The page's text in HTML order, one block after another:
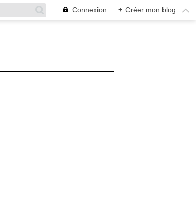
Connexion + Créer mon blog